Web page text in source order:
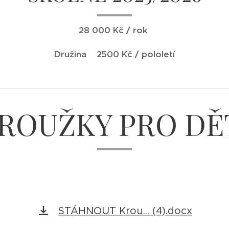
28 000 Kč / rok
Družina 2500 Kč / pololetí
PRO
STÁHNOUT Krou... (4).docx